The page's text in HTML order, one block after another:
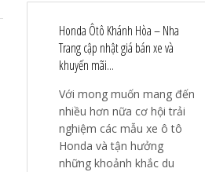
Honda Ôtô Khánh Hòa – Nha
Trang cập nhật giá bán xe và
khuyến mãi...
Với mong muốn mang đến
nhiều hơn nữa cơ hội trải
nghiệm các mẫu xe ô tô
Honda và tận hưởng
những khoảnh khắc du